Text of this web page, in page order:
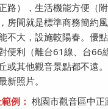
正路），生活機能方便（
房間就是標準商務簡約
不大，設施較陽春。優
便利（離台61線、台66
或其他觀音景點都不遠
新照片。
例： 桃園市觀音區中正